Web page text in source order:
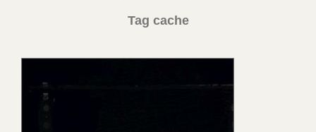
Tag cache